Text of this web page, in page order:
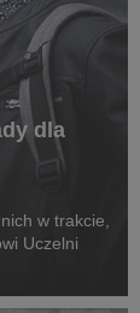
dla
w trakcie,
Uczelni